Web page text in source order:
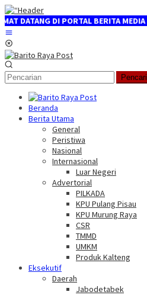
Loncat
ke
konten
DI PORTAL BERITA MEDIA
Beranda
Berita Utama
General
Peristiwa
Nasional
Internasional
Luar Negeri
Advertorial
PILKADA
KPU Pulang Pisau
KPU Murung Raya
CSR
TMMD
UMKM
Produk Kalteng
Eksekutif
Daerah
Jabodetabek